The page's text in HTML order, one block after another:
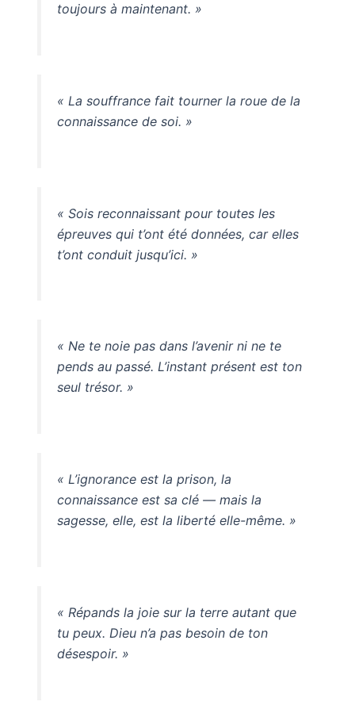
toujours à maintenant. »
« La souffrance fait tourner la roue de la
connaissance de soi. »
« Sois reconnaissant pour toutes les
épreuves qui t’ont été données, car elles
t’ont conduit jusqu’ici. »
« Ne te noie pas dans l’avenir ni ne te
pends au passé. L’instant présent est ton
seul trésor. »
« L’ignorance est la prison, la
connaissance est sa clé — mais la
sagesse, elle, est la liberté elle-même. »
« Répands la joie sur la terre autant que
tu peux. Dieu n’a pas besoin de ton
désespoir. »